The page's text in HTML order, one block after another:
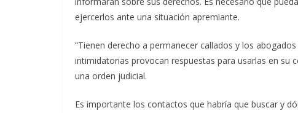
ejercerlos ante una situación apremiante.
“Tienen derecho a permanecer callados y los
intimidatorias provocan respuestas para usarlas en su
una orden judicial.
Es importante los contactos que habría que buscar y